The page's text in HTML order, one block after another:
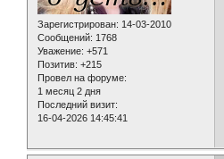
Зарегистрирован: 14-03-2010
Сообщений: 1768
Уважение: +571
Позитив: +215
Провел на форуме:
1 месяц 2 дня
Последний визит:
16-04-2026 14:45:41